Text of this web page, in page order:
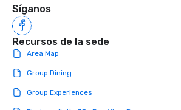
the music is sophisticated enough for
cocktails and conversation, yet
infectious enough to keep guests
engaged and energized throughout
decades of experience performing at
weddings all over the planet! We are
Síganos
Recursos de la sede
Area Map
Group Dining
Group Experiences